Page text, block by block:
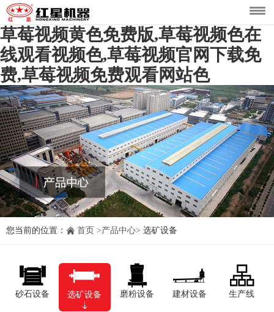
草莓视频黄色免费版,草莓视频色在
线观看视频色,草莓视频官网下载免
费,草莓视频免费观看网站色
您当前的位置： 首页 >产品中心> 选矿设备
砂石设备 选矿设备 磨粉设备 建材设备 生产线